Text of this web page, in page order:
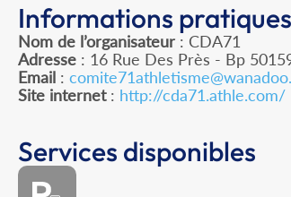
Informations pratiques
Nom de l’organisateur : CDA71
Adresse : 16 Rue Des Près - Bp
Email :
Site internet: http://cda71.athle.com/
Services disponibles